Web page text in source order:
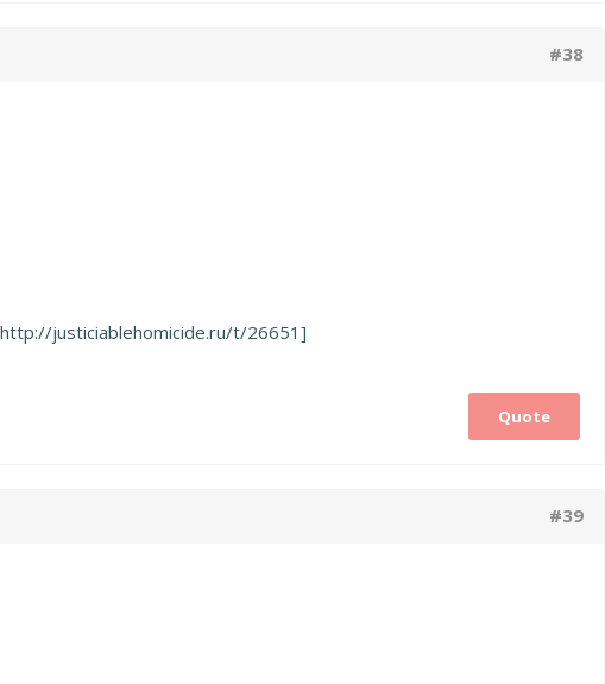
#38
justiciablehomicide.ru/t/26651]
Quote
#39